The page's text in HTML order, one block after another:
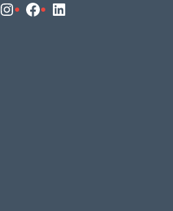
Instagram
Facebook
LinkedIn